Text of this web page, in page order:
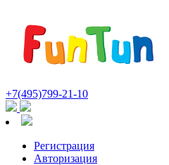
+7(495)799-21-10
Регистрация
Авторизация